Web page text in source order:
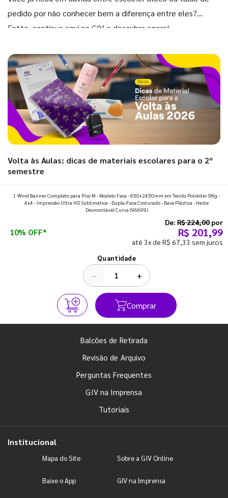
pedido por não conhecer bem a diferença entre eles?
Então, continue aqui na GIV e descubra agora!
Volta às Aulas: dicas de materiais escolares para o 2º
semestre
Prepare a mochila, organize a rotina e descubra os materiais
que fazem toda diferença para começar o segundo
1 Wind Banner Completo para Piso M - Modelo Faca - 650x2450mm em Tecido Poliéster 98g -
4x4 - Impressão Ultra HD Sublimática - Dupla-Face Costurado - Base Plástica - Haste
Desmontável Curva (96609)
10% OFF*
De: R$ 224,00 por
R$ 201,99
até 3x de R$ 67,33 sem juros
Quantidade
− +
Comprar
Balcões de Retirada
Revisão de Arquivo
Perguntas Frequentes
GIV na Imprensa
Tutoriais
Institucional
Mapa do Site Sobre a GIV Online
Baixe o App GIV na Imprensa